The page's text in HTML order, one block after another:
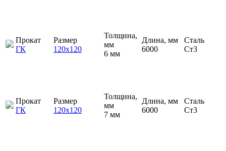
Прокат
ГК
Размер
120х120
Толщина,
мм
6 мм
Длина, мм
6000
Сталь
Ст3
Прокат
ГК
Размер
120х120
Толщина,
мм
7 мм
Длина, мм
6000
Сталь
Ст3